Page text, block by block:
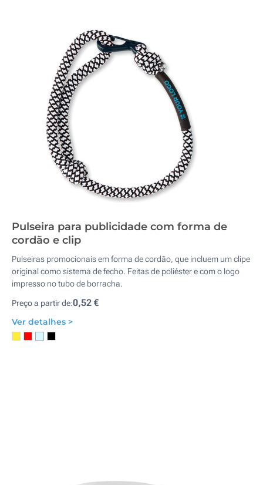
Pulseira para publicidade com forma de
cordão e clip
Pulseiras promocionais em forma de cordão, que incluem um clipe
original como sistema de fecho. Feitas de poliéster e com o logo
impresso no tubo de borracha.
Preço a partir de:0,52 €
Ver detalhes >